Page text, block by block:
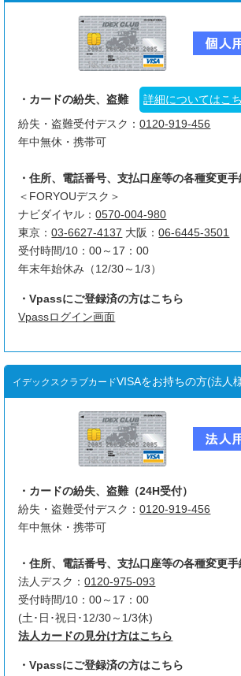
・カードの紛失、盗難
詳細についてはこ
紛失・盗難受付デスク：0120-919-456
年中無休・携帯可
・住所、電話番号、支払口座等の各種変更手
＜FORYOUデスク＞
ナビダイヤル：0570-004-980
東京：03-6627-4137 大阪：06-6445-3501
受付時間/10：00～17：00
年末年始休み（12/30～1/3）
・Vpassにご登録済の方はこちら
Vpassログイン画面
イデックスクラブカードVISAをお持ちの方(法人
・カードの紛失、盗難（24H受付）
紛失・盗難受付デスク：0120-919-456
年中無休・携帯可
・住所、電話番号、支払口座等の各種変更手
法人デスク：0120-975-093
受付時間/10：00～17：00
(土･日･祝日･12/30～1/3休)
法人カードの見分け方はこちら
・Vpassにご登録済の方はこちら